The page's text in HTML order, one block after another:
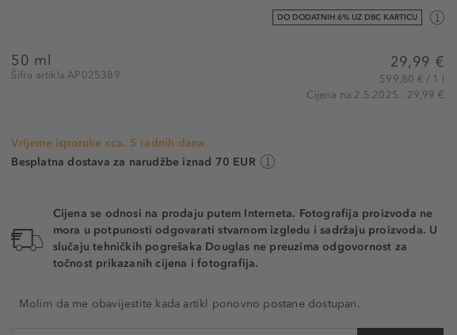
DO DODATNIH 6% UZ DBC KARTICU
50 ml
Šifra artikla AP025389
29,99 €
599,80 € / 1 l
Cijena na 2.5.2025.: 29,99 €
Vrijeme isporuke cca. 5 radnih dana
Besplatna dostava za narudžbe iznad 70 EUR
Cijena se odnosi na prodaju putem Interneta. Fotografija proizvoda ne
mora u potpunosti odgovarati stvarnom izgledu i sadržaju proizvoda. U
slučaju tehničkih pogrešaka Douglas ne preuzima odgovornost za
točnost prikazanih cijena i fotografija.
Molim da me obavijestite kada artikl ponovno postane dostupan.